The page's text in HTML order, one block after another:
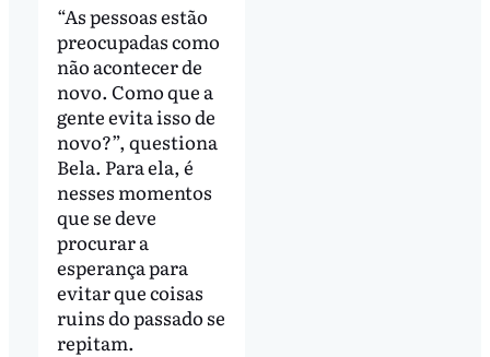
“As pessoas estão
preocupadas como
não acontecer de
novo. Como que a
gente evita isso de
novo?”, questiona
Bela. Para ela, é
nesses momentos
que se deve
procurar a
esperança para
evitar que coisas
ruins do passado se
repitam.